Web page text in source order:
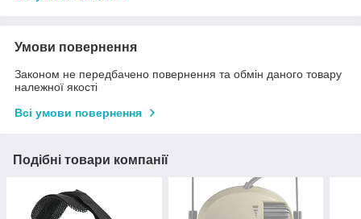
Умови повернення
Законом не передбачено повернення та обмін даного товару
належної якості
Всі умови повернення
Подібні товари компанії